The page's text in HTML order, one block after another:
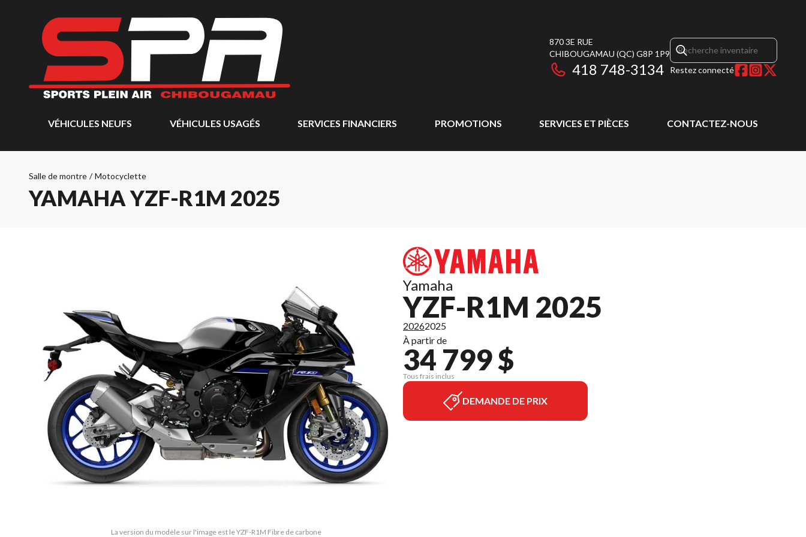
870 3E RUE
CHIBOUGAMAU (QC) G8P 1P9
418 748-3134 Restez connecté
VÉHICULES NEUFS VÉHICULES USAGÉS SERVICES FINANCIERS PROMOTIONS SERVICES ET PIÈCES CONTACTEZ-NOUS
Salle de montre / Motocyclette
YAMAHA YZF-R1M 2025
La version du modèle sur l'image est le YZF-R1M Fibre de carbone
Yamaha
YZF-R1M 2025
20262025
À partir de
34 799 $
Tous frais inclus
DEMANDE DE PRIX